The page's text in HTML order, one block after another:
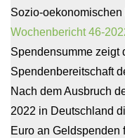
Sozio-
Wochenbericht 46-
Spendensumme zeigt
Spendenbereitschaft
Nach dem Ausbruch
2022 in Deutschland
Euro an Geldspenden